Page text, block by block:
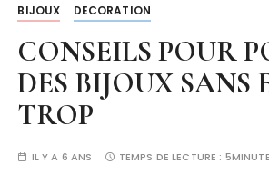
BIJOUX DECORATION
CONSEILS POUR
DES BIJOUX SANS
TROP
IL Y A 6 ANS TEMPS DE LECTURE :